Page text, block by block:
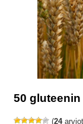
50
(24